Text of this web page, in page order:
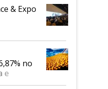
& Expo
no
e